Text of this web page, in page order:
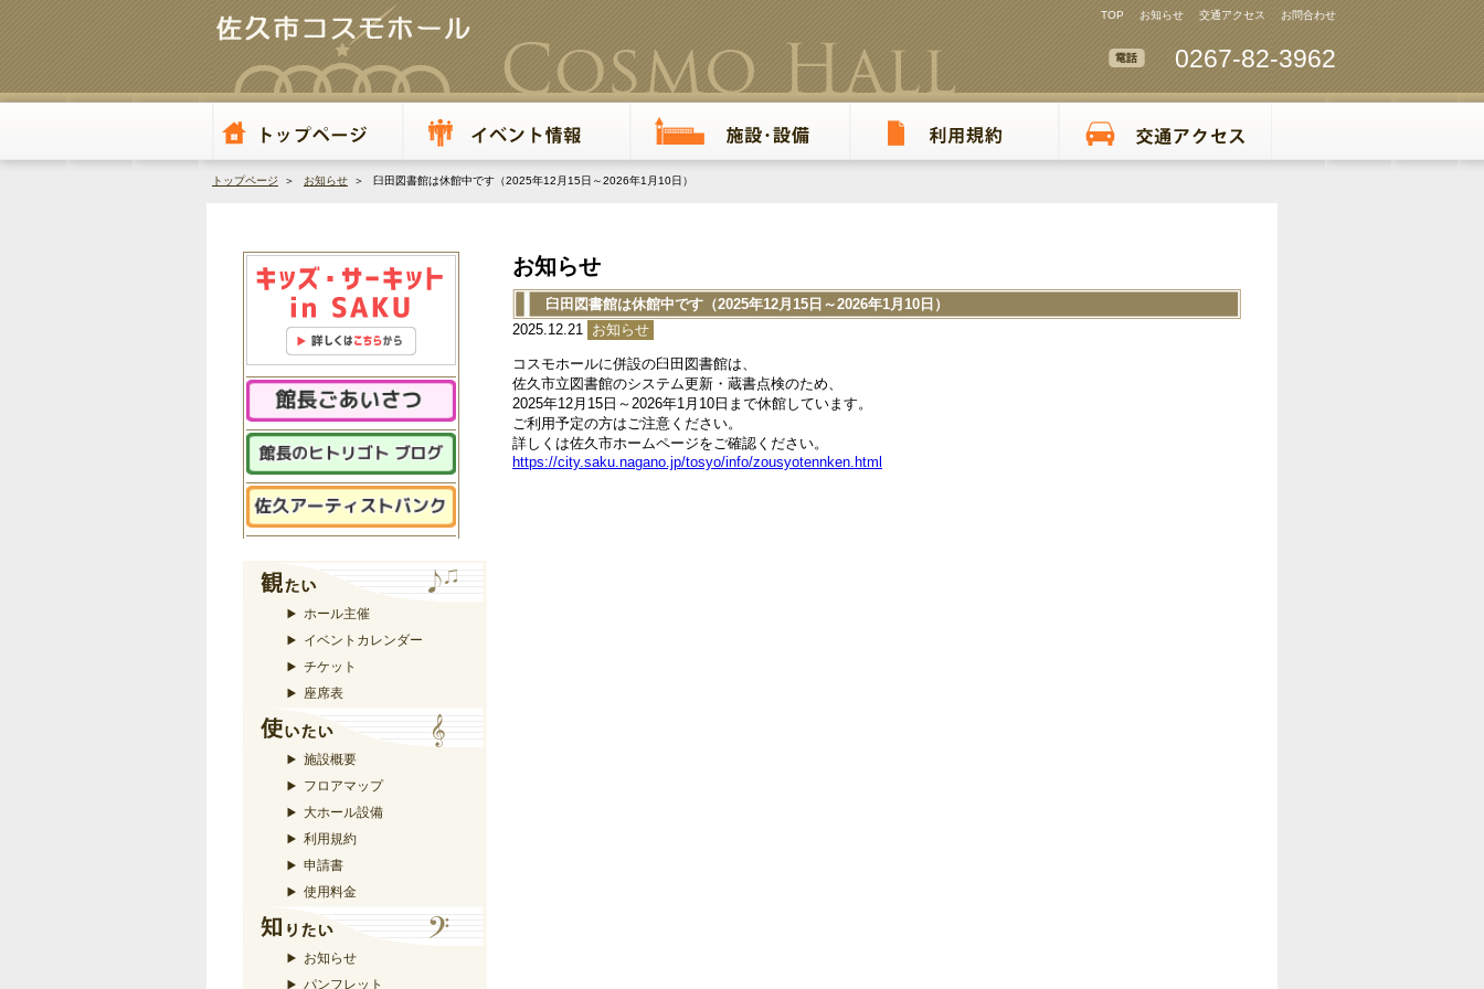
TOP お知らせ 交通アクセス お問合わせ
0267-82-3962
トップページ ＞ お知らせ ＞ 臼田図書館は休館中です（2025年12月15日～2026年1月10日）
ホール主催
イベントカレンダー
チケット
座席表
施設概要
フロアマップ
大ホール設備
利用規約
申請書
使用料金
お知らせ
パンフレット
お知らせ
臼田図書館は休館中です（2025年12月15日～2026年1月10日）
2025.12.21
お知らせ
コスモホールに併設の臼田図書館は、
佐久市立図書館のシステム更新・蔵書点検のため、
2025年12月15日～2026年1月10日まで休館しています。
ご利用予定の方はご注意ください。
詳しくは佐久市ホームページをご確認ください。
https://city.saku.nagano.jp/tosyo/info/zousyotennken.html